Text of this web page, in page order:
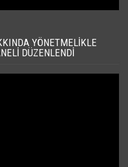
YÖNETMELIKLE
DÜZENLENDI